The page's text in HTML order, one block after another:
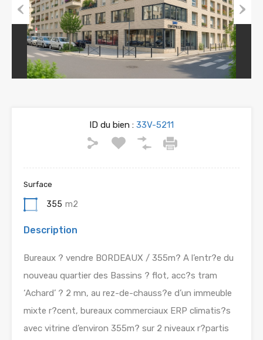
Previous Next
ID du bien : 33V-5211
Surface
355 m2
Description
Bureaux ? vendre BORDEAUX / 355m? A l’entr?e du
nouveau quartier des Bassins ? flot, acc?s tram
‘Achard’ ? 2 mn, au rez-de-chauss?e d’un immeuble
mixte r?cent, bureaux commerciaux ERP climatis?s
avec vitrine d’environ 355m? sur 2 niveaux r?partis